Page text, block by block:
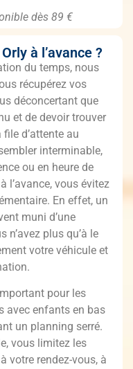
dès 89 €
à l’avance ?
du temps, nous
récupérez vos
déconcertant que
et de devoir trouver
d’attente au
interminable,
ou en heure de
l’avance, vous évitez
En effet, un
muni d’une
plus qu’à le
votre véhicule et
pour les
avec enfants en bas
un planning serré.
vous limitez les
votre rendez-vous, à